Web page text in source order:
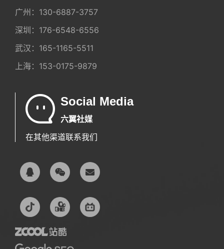
广州： 130-6887-3757
深圳： 176-6548-6556
武汉： 165-1165-5511
上海： 153-0175-9879
Social Media
六翼社媒
在其他渠道联系我们